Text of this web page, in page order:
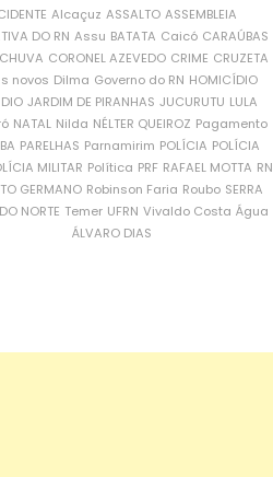
Alcaçuz ASSALTO ASSEMBLEIA
DO RN Assu BATATA Caicó CARAÚBAS
CORONEL AZEVEDO CRIME CRUZETA
novos Dilma Governo do RN HOMICÍDIO
JARDIM DE PIRANHAS JUCURUTU LULA
NATAL Nilda NÉLTER QUEIROZ Pagamento
PARELHAS Parnamirim POLÍCIA POLÍCIA
MILITAR Política PRF RAFAEL MOTTA RN
GERMANO Robinson Faria Roubo SERRA
NORTE Temer UFRN Vivaldo Costa Água
ÁLVARO DIAS